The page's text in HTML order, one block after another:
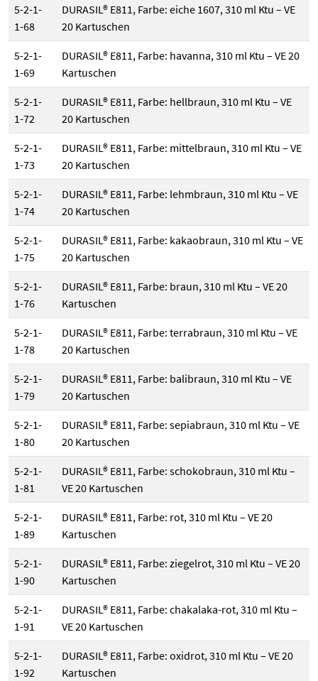
5-2-1-
1-68
DURASIL® E811, Farbe: eiche 1607, 310 ml Ktu – VE
20 Kartuschen
5-2-1-
1-69
DURASIL® E811, Farbe: havanna, 310 ml Ktu – VE 20
Kartuschen
5-2-1-
1-72
DURASIL® E811, Farbe: hellbraun, 310 ml Ktu – VE
20 Kartuschen
5-2-1-
1-73
DURASIL® E811, Farbe: mittelbraun, 310 ml Ktu – VE
20 Kartuschen
5-2-1-
1-74
DURASIL® E811, Farbe: lehmbraun, 310 ml Ktu – VE
20 Kartuschen
5-2-1-
1-75
DURASIL® E811, Farbe: kakaobraun, 310 ml Ktu – VE
20 Kartuschen
5-2-1-
1-76
DURASIL® E811, Farbe: braun, 310 ml Ktu – VE 20
Kartuschen
5-2-1-
1-78
DURASIL® E811, Farbe: terrabraun, 310 ml Ktu – VE
20 Kartuschen
5-2-1-
1-79
DURASIL® E811, Farbe: balibraun, 310 ml Ktu – VE
20 Kartuschen
5-2-1-
1-80
DURASIL® E811, Farbe: sepiabraun, 310 ml Ktu – VE
20 Kartuschen
5-2-1-
1-81
DURASIL® E811, Farbe: schokobraun, 310 ml Ktu –
VE 20 Kartuschen
5-2-1-
1-89
DURASIL® E811, Farbe: rot, 310 ml Ktu – VE 20
Kartuschen
5-2-1-
1-90
DURASIL® E811, Farbe: ziegelrot, 310 ml Ktu – VE 20
Kartuschen
5-2-1-
1-91
DURASIL® E811, Farbe: chakalaka-rot, 310 ml Ktu –
VE 20 Kartuschen
5-2-1-
1-92
DURASIL® E811, Farbe: oxidrot, 310 ml Ktu – VE 20
Kartuschen